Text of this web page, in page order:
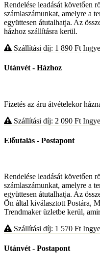
Rendelése leadását követően
számlaszámunkat, amelyre a
együttesen átutalhatja. Az
házhoz szállításra kerül.
Szállítási díj: 1 890 Ft
Utánvét - Házhoz
Fizetés az áru átvételekor
Szállítási díj: 2 090 Ft
Előutalás - Postapont
Rendelése leadását követően
számlaszámunkat, amelyre a
együttesen átutalhatja. Az
Ön által kiválasztott Postára,
Trendmaker üzletbe kerül,
Szállítási díj: 1 570 Ft
Utánvét - Postapont